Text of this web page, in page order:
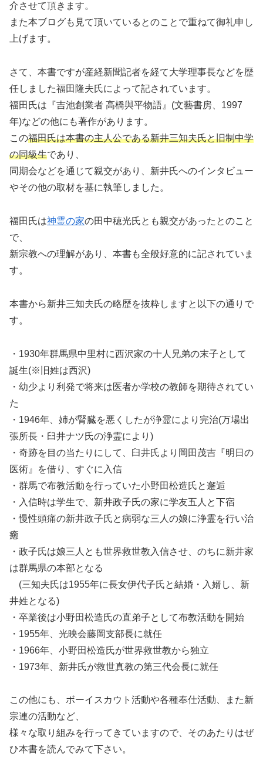
介させて頂きます。
また本ブログも見て頂いているとのことで重ねて御礼申し
上げます。
さて、本書ですが産経新聞記者を経て大学理事長などを歴
任しました福田隆夫氏によって記されています。
福田氏は『吉池創業者 高橋與平物語』(文藝書房、1997
年)などの他にも著作があります。
この福田氏は本書の主人公である新井三知夫氏と旧制中学
の同級生であり、
同期会などを通じて親交があり、新井氏へのインタビュー
やその他の取材を基に執筆しました。
福田氏は神霊の家の田中穂光氏とも親交があったとのこと
で、
新宗教への理解があり、本書も全般好意的に記されていま
す。
本書から新井三知夫氏の略歴を抜粋しますと以下の通りで
す。
・1930年群馬県中里村に西沢家の十人兄弟の末子として
誕生(※旧姓は西沢)
・幼少より利発で将来は医者か学校の教師を期待されてい
た
・1946年、姉が腎臓を悪くしたが浄霊により完治(万場出
張所長・臼井ナツ氏の浄霊により)
・奇跡を目の当たりにして、臼井氏より岡田茂吉『明日の
医術』を借り、すぐに入信
・群馬で布教活動を行っていた小野田松造氏と邂逅
・入信時は学生で、新井政子氏の家に学友五人と下宿
・慢性頭痛の新井政子氏と病弱な三人の娘に浄霊を行い治
癒
・政子氏は娘三人とも世界救世教入信させ、のちに新井家
は群馬県の本部となる
(三知夫氏は1955年に長女伊代子氏と結婚・入婿し、新
井姓となる)
・卒業後は小野田松造氏の直弟子として布教活動を開始
・1955年、光映会藤岡支部長に就任
・1966年、小野田松造氏が世界救世教から独立
・1973年、新井氏が救世真教の第三代会長に就任
この他にも、ボーイスカウト活動や各種奉仕活動、また新
宗連の活動など、
様々な取り組みを行ってきていますので、そのあたりはぜ
ひ本書を読んでみて下さい。